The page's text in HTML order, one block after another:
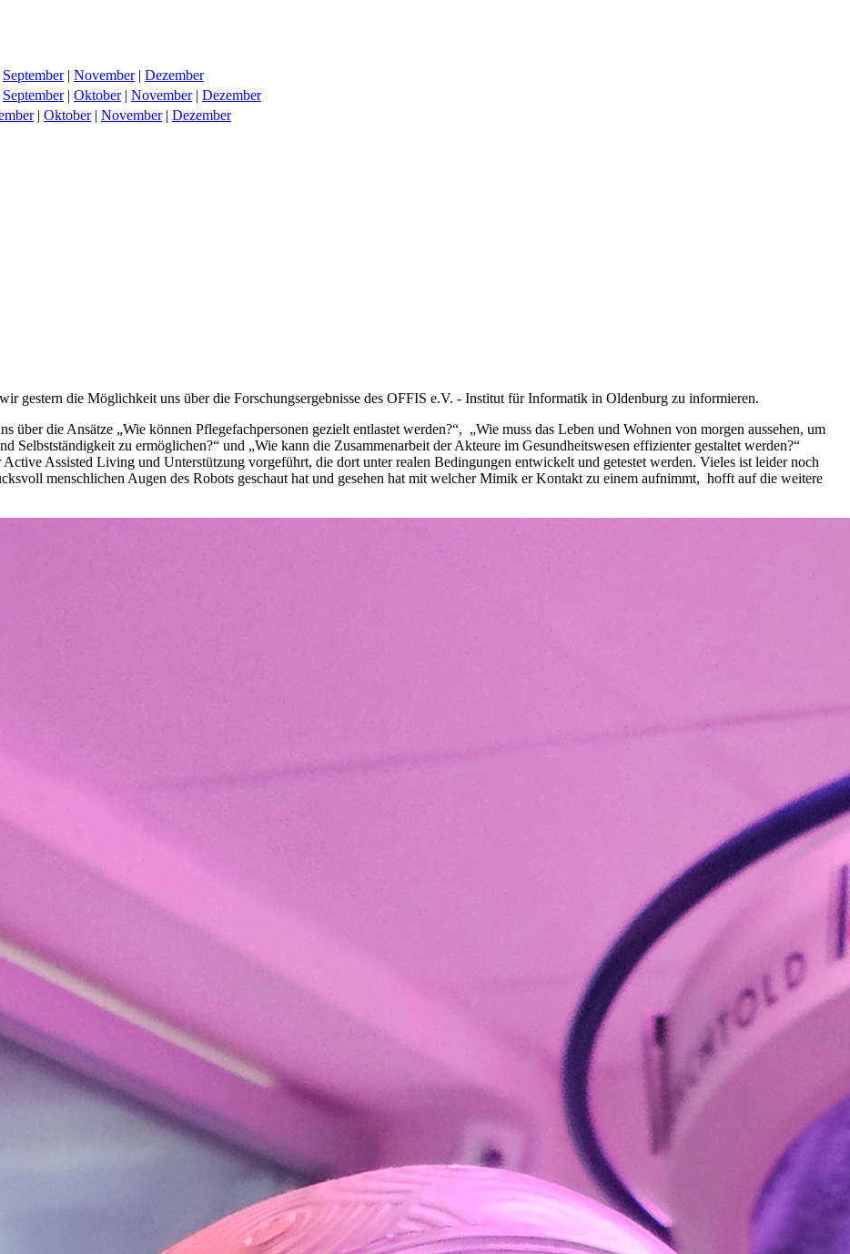
September| November| Dezember
September| Oktober| November| Dezember
| Oktober| November| Dezember
gestern die Möglichkeit uns über die Forschungsergebnisse des OFFIS e.V. - Institut für Informatik in Oldenburg zu informieren.
die Ansätze „Wie können Pflegefachpersonen gezielt entlastet werden?“, „Wie muss das Leben und Wohnen von morgen aussehen, um
Selbstständigkeit zu ermöglichen?“ und „Wie kann die Zusammenarbeit der Akteure im Gesundheitswesen effizienter gestaltet werden?“
Assisted Living und Unterstützung vorgeführt, die dort unter realen Bedingungen entwickelt und getestet werden. Vieles ist leider noch
menschlichen Augen des Robots geschaut hat und gesehen hat mit welcher Mimik er Kontakt zu einem aufnimmt, hofft auf die weitere